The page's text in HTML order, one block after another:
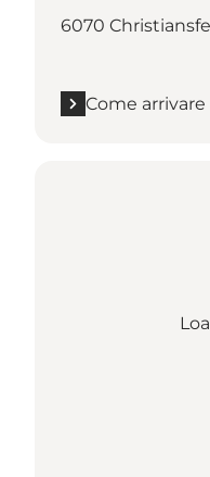
6070
Come arrivare